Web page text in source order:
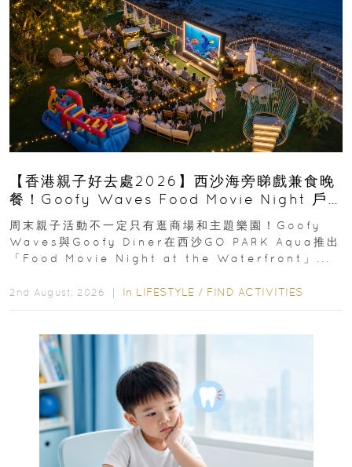
【香港親子好去處2026】西沙海旁睇戲兼食晚
餐！Goofy Waves Food Movie Night 戶
外影院逢週末登場
周末親子活動不一定只有逛商場和主題樂園！Goofy
Waves與Goofy Diner在西沙GO PARK Aqua推出
「Food Movie Night at the Waterfront」...
2nd August, 2026 ｜ In LIFESTYLE / FIND ACTIVITIES